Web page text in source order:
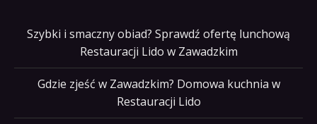
Szybki i smaczny obiad? Sprawdź ofertę lunchową
Restauracji Lido w Zawadzkim
Gdzie zjeść w Zawadzkim? Domowa kuchnia w
Restauracji Lido